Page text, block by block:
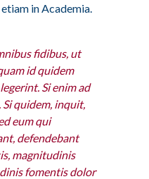
in Academia.
fidibus, ut
id quidem
Si enim ad
Si quidem, inquit,
eum qui
defendebant
magnitudinis
fomentis dolor